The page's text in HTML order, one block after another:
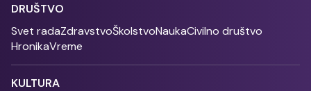
DRUŠTVO
Svet radaZdravstvoŠkolstvoNaukaCivilno društvo
HronikaVreme
KULTURA